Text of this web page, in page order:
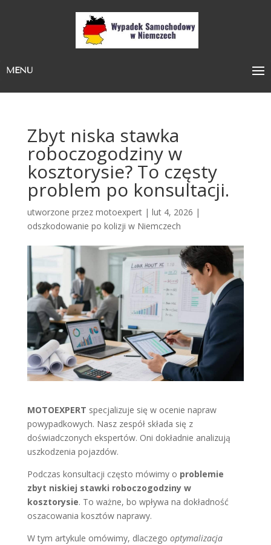
MENU
Zbyt niska stawka
roboczogodziny w
kosztorysie? To częsty
problem po konsultacji.
utworzone przez motoexpert| lut 4, 2026 |
odszkodowanie po kolizji w Niemczech
MOTOEXPERT specjalizuje się w ocenie napraw
powypadkowych. Nasz zespół składa się z
doświadczonych ekspertów. Oni dokładnie analizują
uszkodzenia pojazdów.
Podczas konsultacji często mówimy o problemie
zbyt niskiej stawki roboczogodziny w
kosztorysie. To ważne, bo wpływa na dokładność
oszacowania kosztów naprawy.
W tym artykule omówimy, dlaczego optymalizacja